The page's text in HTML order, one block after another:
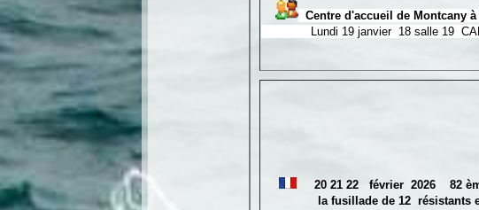
Centre d'accueil de Montcany
Lundi 19 janvier 18 salle 19 CAM
20 21 22 février 2026 82
la fusillade de 12 résistants et de